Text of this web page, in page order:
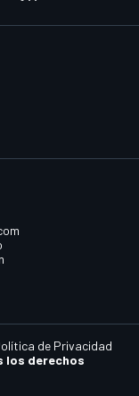
los derechos
de Privacidad